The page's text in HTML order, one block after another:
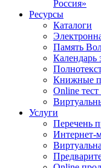
Россия»
Ресурсы
Каталоги
Память
Календарь
Книжные
Online
Услуги
Перечень
Интернет-